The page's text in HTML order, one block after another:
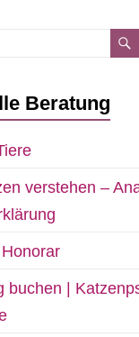
Beratung
verstehen –
buchen |